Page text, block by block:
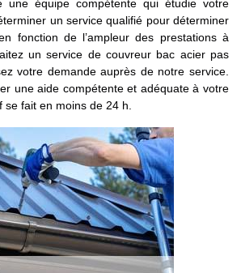
une équipe compétente qui étudie votre
un service qualifié pour déterminer
fonction de l’ampleur des prestations à
un service de couvreur bac acier pas
votre demande auprès de notre service.
une aide compétente et adéquate à votre
se fait en moins de 24 h.